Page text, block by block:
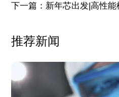
下一篇：新年芯出发|高性
推荐新闻